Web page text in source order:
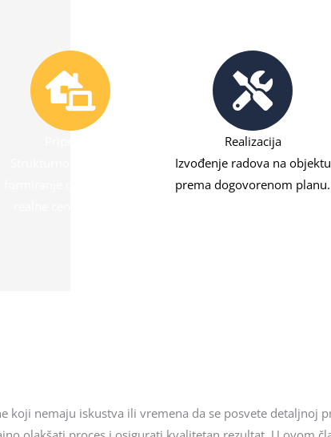
Realizacija
Izvođenje radova na objektu
prema dogovorenom planu.
koji nemaju iskustva ili vremena da se posvete detaljnoj